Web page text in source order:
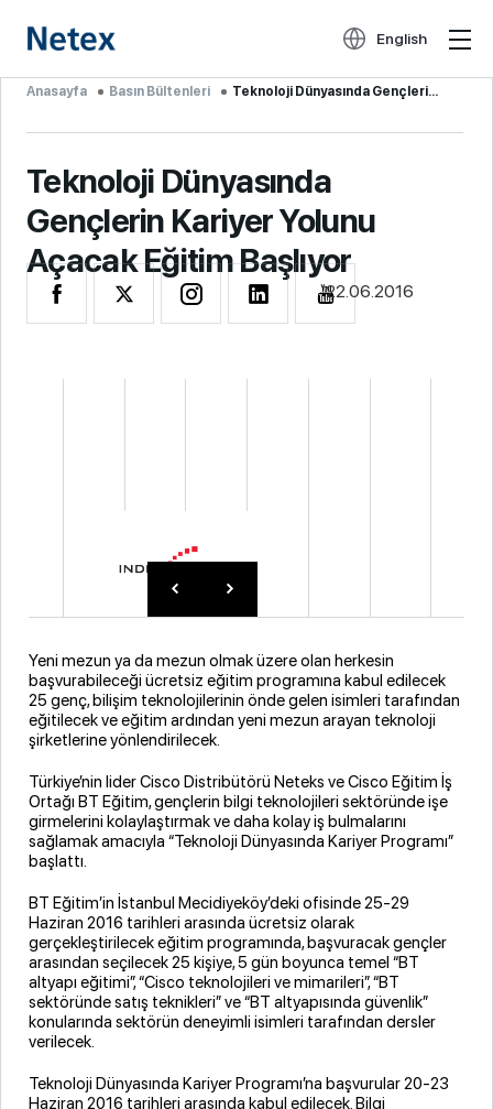
English
Anasayfa Basın Bültenleri Teknoloji Dünyasında Gençlerin Kar...
Teknoloji Dünyasında
Gençlerin Kariyer Yolunu
Açacak Eğitim Başlıyor
22.06.2016
Yeni mezun ya da mezun olmak üzere olan herkesin
başvurabileceği ücretsiz eğitim programına kabul edilecek
25 genç, bilişim teknolojilerinin önde gelen isimleri tarafından
eğitilecek ve eğitim ardından yeni mezun arayan teknoloji
şirketlerine yönlendirilecek.
Türkiye’nin lider Cisco Distribütörü Neteks ve Cisco Eğitim İş
Ortağı BT Eğitim, gençlerin bilgi teknolojileri sektöründe işe
girmelerini kolaylaştırmak ve daha kolay iş bulmalarını
sağlamak amacıyla “Teknoloji Dünyasında Kariyer Programı”
başlattı.
BT Eğitim’in İstanbul Mecidiyeköy’deki ofisinde 25-29
Haziran 2016 tarihleri arasında ücretsiz olarak
gerçekleştirilecek eğitim programında, başvuracak gençler
arasından seçilecek 25 kişiye, 5 gün boyunca temel “BT
altyapı eğitimi”, “Cisco teknolojileri ve mimarileri”, “BT
sektöründe satış teknikleri” ve “BT altyapısında güvenlik”
konularında sektörün deneyimli isimleri tarafından dersler
verilecek.
Teknoloji Dünyasında Kariyer Programı’na başvurular 20-23
Haziran 2016 tarihleri arasında kabul edilecek. Bilgi